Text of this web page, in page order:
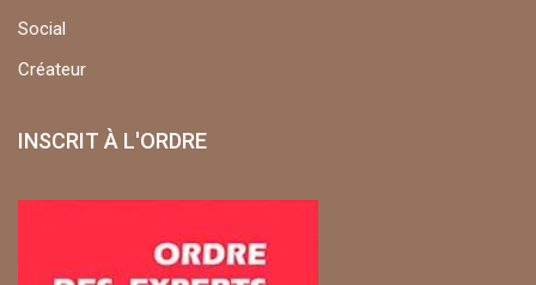
Social
Créateur
INSCRIT À L'ORDRE